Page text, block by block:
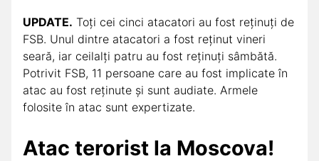
UPDATE. Toți cei cinci atacatori au fost reținuți de
FSB. Unul dintre atacatori a fost reținut vineri
seară, iar ceilalți patru au fost reținuți sâmbătă.
Potrivit FSB, 11 persoane care au fost implicate în
atac au fost reținute și sunt audiate. Armele
folosite în atac sunt expertizate.
Atac terorist la Moscova!